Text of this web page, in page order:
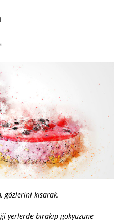
gözlerini kısarak.
yerlerde bırakıp gökyüzüne